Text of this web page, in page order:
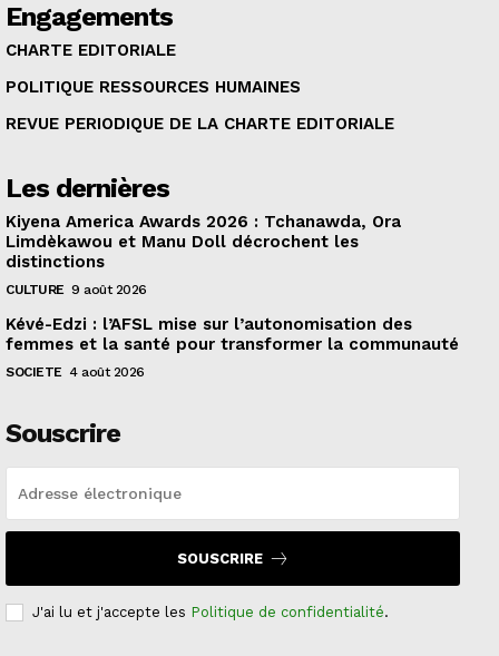
Engagements
CHARTE EDITORIALE
POLITIQUE RESSOURCES HUMAINES
REVUE PERIODIQUE DE LA CHARTE EDITORIALE
Les dernières
Kiyena America Awards 2026 : Tchanawda, Ora
Limdèkawou et Manu Doll décrochent les
distinctions
CULTURE 9 août 2026
Kévé-Edzi : l’AFSL mise sur l’autonomisation des
femmes et la santé pour transformer la communauté
SOCIETE 4 août 2026
Souscrire
SOUSCRIRE
J'ai lu et j'accepte les Politique de confidentialité.